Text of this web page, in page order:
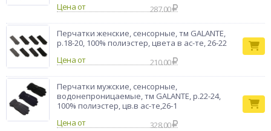
Цена от
287.00
Перчатки женские, сенсорные, тм GALANTE,
р.18-20, 100% полиэстер, цвета в ас-те, 26-22
Цена от
210.00
Перчатки мужские, сенсорные,
водонепроницаемые, тм GALANTE, р.22-24,
100% полиэстер, цв.в ас-те,26-1
Цена от
328.00